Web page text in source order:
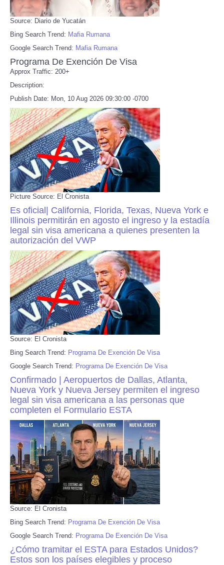
Source: Diario de Yucatán
Bing Search Trend: Mafia Rumana
Google Search Trend: Mafia Rumana
Programa De Exención De Visa
Approx Traffic: 200+
Description:
Publish Date: Mon, 10 Aug 2026 09:30:00 -0700
Picture Source: El Cronista
Es oficial| California, Florida, Texas, Nueva York e
Illinois permitirán en agosto el ingreso y la estadía
legal sin visa americana a quienes presenten la
autorización del VWP
Source: El Cronista
Bing Search Trend: Programa De Exención De Visa
Google Search Trend: Programa De Exención De Visa
Confirmado | Aeropuertos de Dallas, Atlanta,
Nueva York y Nueva Jersey permiten el ingreso
legal sin visa americana a las personas que
completen el Formulario ESTA
Source: El Cronista
Bing Search Trend: Programa De Exención De Visa
Google Search Trend: Programa De Exención De Visa
¿Cómo tramitar el ESTA para Estados Unidos?
Estos son los países elegibles y proceso